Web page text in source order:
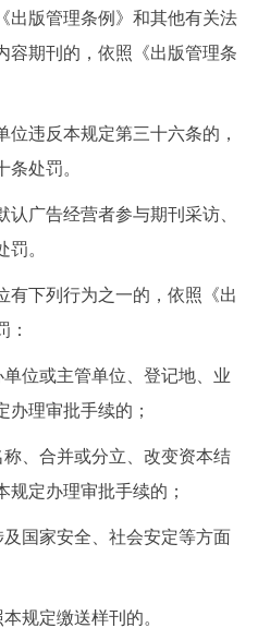
版管理条例》和其他有关法
容期刊的，依照《出版管理条
反本规定第三十六条的，
处罚。
广告经营者参与期刊采访、
。
列行为之一的，依照《出
：
位或主管单位、登记地、业
办理审批手续的；
、合并或分立、改变资本结
定办理审批手续的；
国家安全、社会安定等方面
规定缴送样刊的。